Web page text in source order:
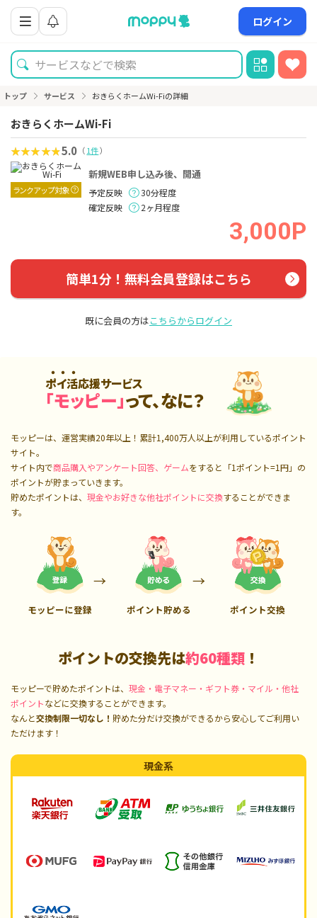
ログイン
トップ サービス おきらくホームWi-Fiの詳細
おきらくホームWi-Fi
5.0 （1件）
ランクアップ対象
新規WEB申し込み後、開通
予定反映
30分程度
確定反映
2ヶ月程度
3,000P
簡単1分！無料会員登録はこちら
既に会員の方はこちらからログイン
ポイ活応援サービス
「モッピー」って、なに？
モッピーは、運営実績20年以上！累計1,400万人以上が利用しているポイント
サイト。
サイト内で商品購入やアンケート回答、ゲームをすると「1ポイント=1円」の
ポイントが貯まっていきます。
貯めたポイントは、 現金やお好きな他社ポイントに交換することができま
す。
モッピーに登録 ポイント貯める ポイント交換
ポイントの交換先は約60種類 ！
モッピーで貯めたポイントは、 現金・電子マネー・ギフト券・マイル・他社
ポイントなどに交換することができます。
なんと交換制限一切なし！ 貯めた分だけ交換ができるから安心してご利用い
ただけます！
現金系